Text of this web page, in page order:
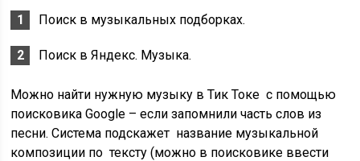
Поиск в музыкальных подборках.
Поиск в Яндекс. Музыка.
Можно найти нужную музыку в Тик Токе с помощью
поисковика Google – если запомнили часть слов из
песни. Система подскажет название музыкальной
композиции по тексту (можно в поисковике ввести